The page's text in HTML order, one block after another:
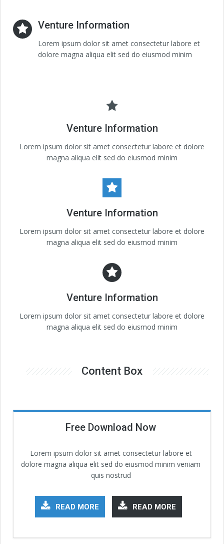
Venture Information
Lorem ipsum dolor sit amet consectetur labore et
dolore magna aliqua elit sed do eiusmod minim
Venture Information
Lorem ipsum dolor sit amet consectetur labore et dolore
magna aliqua elit sed do eiusmod minim
Venture Information
Lorem ipsum dolor sit amet consectetur labore et dolore
magna aliqua elit sed do eiusmod minim
Venture Information
Lorem ipsum dolor sit amet consectetur labore et dolore
magna aliqua elit sed do eiusmod minim
Content Box
Free Download Now
Lorem ipsum dolor sit amet consectetur labore et
dolore magna aliqua elit sed do eiusmod minim veniam
quis nostrud
READ MORE READ MORE